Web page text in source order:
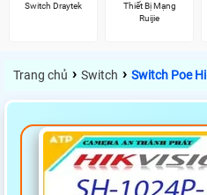
Switch Draytek
Thiết Bị Mạng
Ruijie
Trang chủ › Switch › Switch Poe